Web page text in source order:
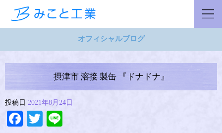
オフィシャルブログ
摂津市 溶接 製缶 『ドナドナ』
投稿日 2021年8月24日
Facebook
Twitter